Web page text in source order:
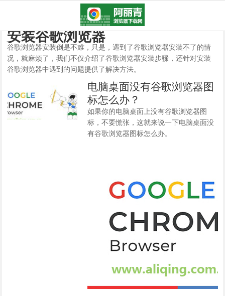
安装谷歌浏览器
谷歌浏览器安装倒是不难，只是，遇到了谷歌浏览器安装不了的情
况，就麻烦了，我们不仅介绍了谷歌浏览器安装步骤，还针对安装
谷歌浏览器中遇到的问题提供了解决方法。
电脑桌面没有谷歌浏览器图
标怎么办？
如果你的电脑桌面上没有谷歌浏览器图
标，不要慌张，这就来说一下电脑桌面没
有谷歌浏览器图标怎么办。